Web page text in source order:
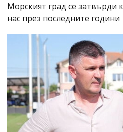
Морският град се затвърди
нас през последните години